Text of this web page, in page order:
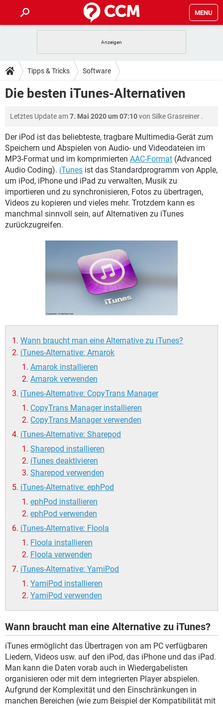
MENU
ANDROID IOS
WINDOWS 10 INSTAGRAM
TIPPS & TRICKS
SPIELE
ANDROID IOS
WINDOWS 10 INSTAGRAM
WHATSAPP TIKTOK
FACEBOOK HARDWARE
DOWNLOADS
WINDOWS 10 INSTAGRAM
WHATSAPP TIKTOK
HARDWARE
FORUM
SPIELE STREAMING
ANDROID IOS
WINDOWS 10 INSTAGRAM
WHATSAPP TIKTOK
FACEBOOK HARDWARE
LEXIKON
SPIELE STREAMING
WINDOWS 10 INSTAGRAM
WHATSAPP TIKTOK
FACEBOOK
Tipps & Tricks Software
Die besten iTunes-Alternativen
Letztes Update am7. Mai 2020 um 07:10von Silke Grasreiner .
Der iPod ist das beliebteste, tragbare Multimedia-Gerät zum
Speichern und Abspielen von Audio- und Videodateien im
MP3-Format und im komprimierten AAC-Format (Advanced
Audio Coding). iTunes ist das Standardprogramm von Apple,
um iPod, iPhone und iPad zu verwalten, Musik zu
importieren und zu synchronisieren, Fotos zu übertragen,
Videos zu kopieren und vieles mehr. Trotzdem kann es
manchmal sinnvoll sein, auf Alternativen zu iTunes
zurückzugreifen.
Wann braucht man eine Alternative zu iTunes?
iTunes-Alternative: Amarok
Amarok installieren
Amarok verwenden
iTunes-Alternative: CopyTrans Manager
CopyTrans Manager installieren
CopyTrans Manager verwenden
iTunes-Alternative: Sharepod
Sharepod installieren
iTunes deaktivieren
Sharepod verwenden
iTunes-Alternative: ephPod
ephPod installieren
ephPod verwenden
iTunes-Alternative: Floola
Floola installieren
Floola verwenden
iTunes-Alternative: YamiPod
YamiPod installieren
YamiPod verwenden
Wann braucht man eine Alternative zu iTunes?
iTunes ermöglicht das Übertragen von am PC verfügbaren
Liedern, Videos usw. auf den iPod, das iPhone und das iPad.
Man kann die Daten vorab auch in Wiedergabelisten
organisieren oder mit dem integrierten Player abspielen.
Aufgrund der Komplexität und den Einschränkungen in
manchen Bereichen (wie zum Beispiel der Kompatibilität mit